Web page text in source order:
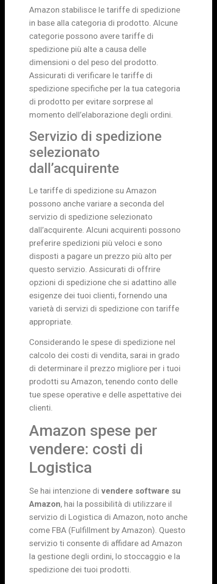
Amazon stabilisce le tariffe di spedizione
in base alla categoria di prodotto. Alcune
categorie possono avere tariffe di
spedizione più alte a causa delle
dimensioni o del peso del prodotto.
Assicurati di verificare le tariffe di
spedizione specifiche per la tua categoria
di prodotto per evitare sorprese al
momento dell’elaborazione degli ordini.
Servizio di spedizione
selezionato
dall’acquirente
Le tariffe di spedizione su Amazon
possono anche variare a seconda del
servizio di spedizione selezionato
dall’acquirente. Alcuni acquirenti possono
preferire spedizioni più veloci e sono
disposti a pagare un prezzo più alto per
questo servizio. Assicurati di offrire
opzioni di spedizione che si adattino alle
esigenze dei tuoi clienti, fornendo una
varietà di servizi di spedizione con tariffe
appropriate.
Considerando le spese di spedizione nel
calcolo dei costi di vendita, sarai in grado
di determinare il prezzo migliore per i tuoi
prodotti su Amazon, tenendo conto delle
tue spese operative e delle aspettative dei
clienti.
Amazon spese per
vendere: costi di
Logistica
Se hai intenzione di vendere software su
Amazon, hai la possibilità di utilizzare il
servizio di Logistica di Amazon, noto anche
come FBA (Fulfillment by Amazon). Questo
servizio ti consente di affidare ad Amazon
la gestione degli ordini, lo stoccaggio e la
spedizione dei tuoi prodotti.